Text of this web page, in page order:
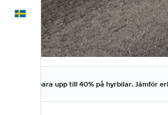
Svenska
Spara upp till 40% på hyrbilar. Jämför